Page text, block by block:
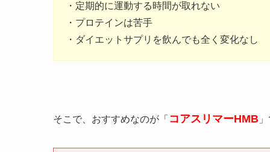
・定期的に運動する時間が取れない
・プロテインは苦手
・ダイエットサプリを飲んでも全く変化なし
そこで、おすすめなのが「 コアスリマーHMB